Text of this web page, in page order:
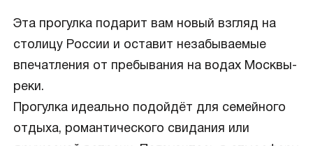
Эта прогулка подарит вам новый взгляд на
столицу России и оставит незабываемые
впечатления от пребывания на водах Москвы-
реки.
Прогулка идеально подойдёт для семейного
отдыха, романтического свидания или